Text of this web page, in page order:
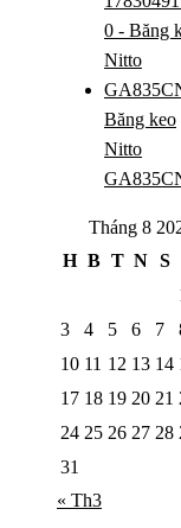
Băng keo
Nitto
Tháng 8
H B T N S
3
4 5 6 7
10 11 12 13 14
17 18 19 20 21
24 25 26 27 28
31
« Th3